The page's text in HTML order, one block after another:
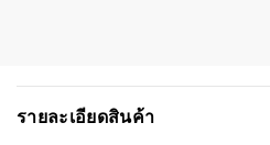
รายละเอียดสินค้า